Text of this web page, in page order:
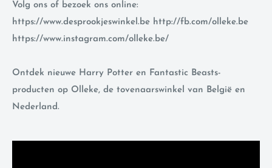
Volg ons of bezoek ons ​​online:
https://www.desprookjeswinkel.be http://fb.com/olleke.be
https://www.instagram.com/olleke.be/
Ontdek nieuwe Harry Potter en Fantastic Beasts-
producten op Olleke, de tovenaarswinkel van België en
Nederland.